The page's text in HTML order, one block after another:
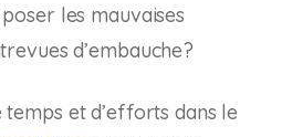
les mauvaises
d’embauche?
et d’efforts dans le